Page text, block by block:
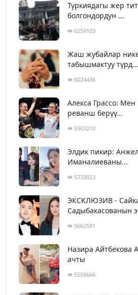
Түркиядагы жер
болгондордун ...
6259103
Жаш жубайлар
табышмактуу түрд...
6024436
Алекса Грассо:
реванш берүү...
5903210
Элдик пикир:
Иманалиеваны...
5732023
ЭКСКЛЮЗИВ -
Садыбакасованын
5662591
Назира Айтбекова
ачты
5558666